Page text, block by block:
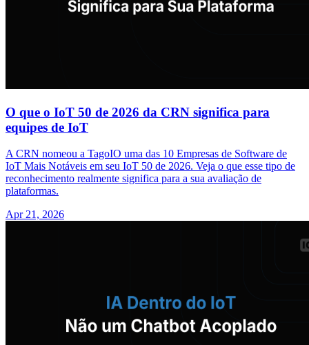
O que o IoT 50 de 2026 da CRN significa para
equipes de IoT
A CRN nomeou a TagoIO uma das 10 Empresas de Software de
IoT Mais Notáveis em seu IoT 50 de 2026. Veja o que esse tipo de
reconhecimento realmente significa para a sua avaliação de
plataformas.
Apr 21, 2026